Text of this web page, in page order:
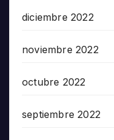
diciembre 2022
noviembre 2022
octubre 2022
septiembre 2022